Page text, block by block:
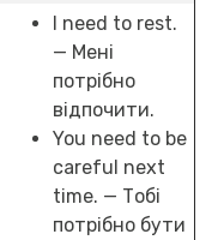
I need to rest.
— Мені
потрібно
відпочити.
You need to be
careful next
time. — Тобі
потрібно бути